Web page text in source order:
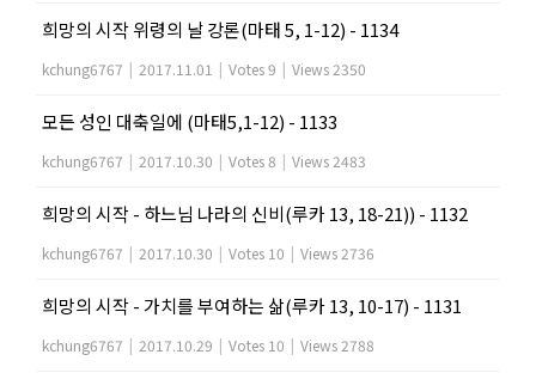
희망의 시작 위령의 날 강론(마태 5, 1-12) - 1134
kchung6767 | 2017.11.01 | Votes 9 | Views 2350
모든 성인 대축일에 (마태5,1-12) - 1133
kchung6767 | 2017.10.30 | Votes 8 | Views 2483
희망의 시작 - 하느님 나라의 신비(루카 13, 18-21)) - 1132
kchung6767 | 2017.10.30 | Votes 10 | Views 2736
희망의 시작 - 가치를 부여하는 삶(루카 13, 10-17) - 1131
kchung6767 | 2017.10.29 | Votes 10 | Views 2788